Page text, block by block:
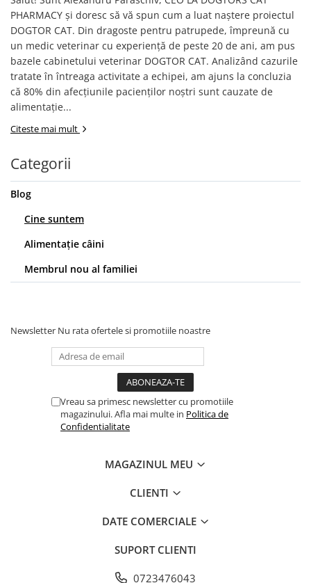
LAPTE PRAF
IMUNITATE
LAPTE PRAF
PHARMACY și doresc să vă spun cum a luat naștere proiectul
DOGTOR CAT. Din dragoste pentru patrupede, împreună cu
un medic veterinar cu experiență de peste 20 de ani, am pus
bazele cabinetului veterinar DOGTOR CAT. Analizând cazurile
tratate în întreaga activitate a echipei, am ajuns la concluzia
că 80% din afecțiunile pacienților noștri sunt cauzate de
alimentație...
Citeste mai mult
Categorii
Blog
Cine suntem
Alimentație câini
Membrul nou al familiei
Newsletter Nu rata ofertele si promotiile noastre
Vreau sa primesc newsletter cu promotiile
magazinului. Afla mai multe in Politica de
Confidentialitate
MAGAZINUL MEU
CLIENTI
DATE COMERCIALE
SUPORT CLIENTI
0723476043